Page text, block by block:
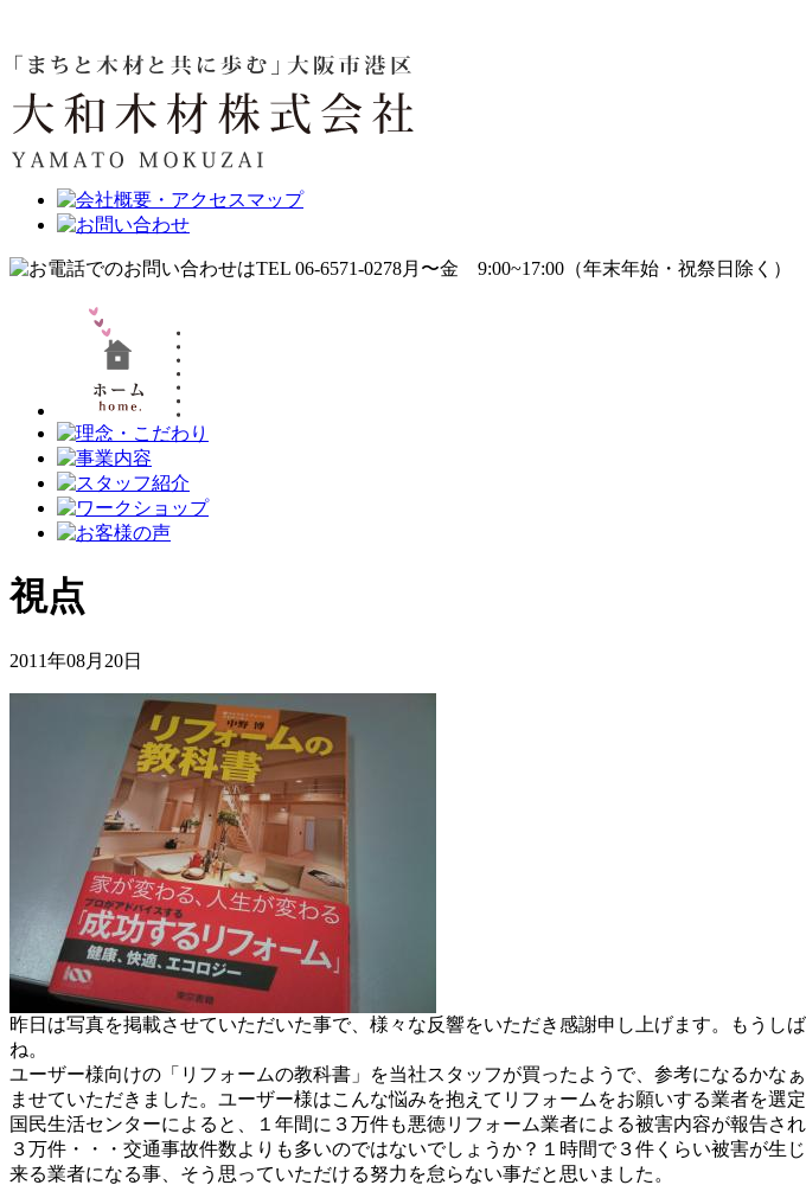
視点
2011年08月20日
昨日は写真を掲載させていただいた事で、様々な反響をいただき感謝申し上げます。もう
ね。
ユーザー様向けの「リフォームの教科書」を当社スタッフが買ったようで、参考になるか
ませていただきました。ユーザー様はこんな悩みを抱えてリフォームをお願いする業者を選
国民生活センターによると、１年間に３万件も悪徳リフォーム業者による被害内容が報告され
３万件・・・交通事故件数よりも多いのではないでしょうか？１時間で３件くらい被害が
来る業者になる事、そう思っていただける努力を怠らない事だと思いました。